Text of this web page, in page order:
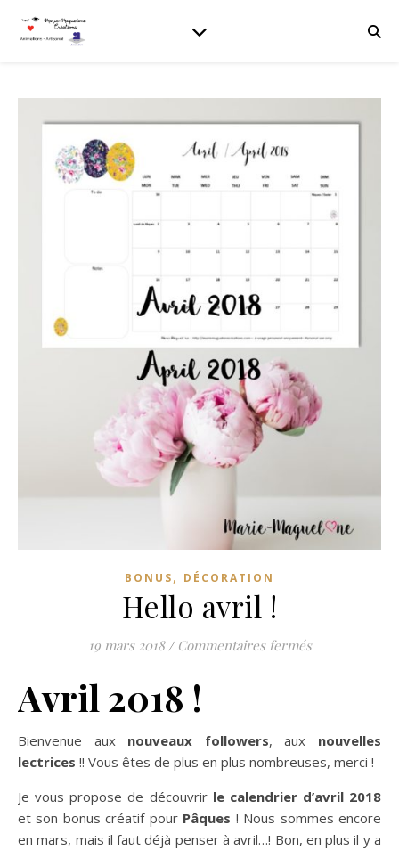
BONUS, DÉCORATION
Hello avril !
19 mars 2018 / Commentaires ferméssur Hello avril
Avril 2018 !
Bienvenue aux nouveaux followers, aux nouvelles
lectrices !! Vous êtes de plus en plus nombreuses, merci !
Je vous propose de découvrir le calendrier d’avril 2018
et son bonus créatif pour Pâques ! Nous sommes encore
en mars, mais il faut déjà penser à avril…! Bon, en plus il y a